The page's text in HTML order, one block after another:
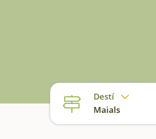
Destí
Maials